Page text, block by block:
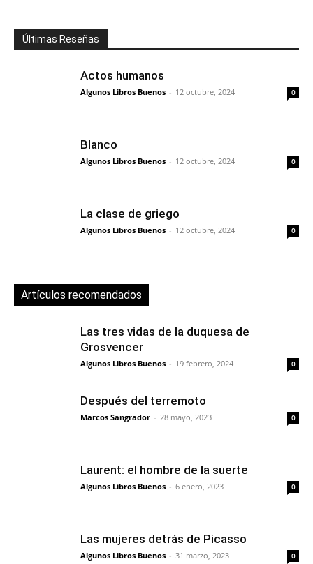
Últimas Reseñas
Actos humanos
Algunos Libros Buenos - 12 octubre, 2024 0
Blanco
Algunos Libros Buenos - 12 octubre, 2024 0
La clase de griego
Algunos Libros Buenos - 12 octubre, 2024 0
Artículos recomendados
Las tres vidas de la duquesa de
Grosvencer
Algunos Libros Buenos - 19 febrero, 2024 0
Después del terremoto
Marcos Sangrador - 28 mayo, 2023 0
Laurent: el hombre de la suerte
Algunos Libros Buenos - 6 enero, 2023 0
Las mujeres detrás de Picasso
Algunos Libros Buenos - 31 marzo, 2023 0